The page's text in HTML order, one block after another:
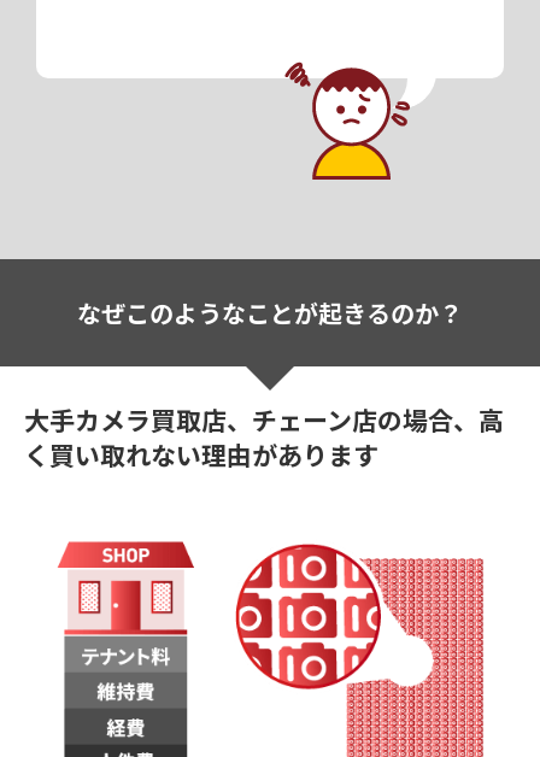
なぜこのようなことが起きるのか？
大手カメラ買取店、チェーン店の場合、高
く買い取れない理由があります